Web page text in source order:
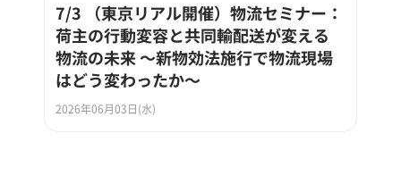
7/3 （東京リアル開催）物流セミナー：
荷主の行動変容と共同輸配送が変える
物流の未来 ～新物効法施行で物流現場
はどう変わったか～
2026年06月03日(水)